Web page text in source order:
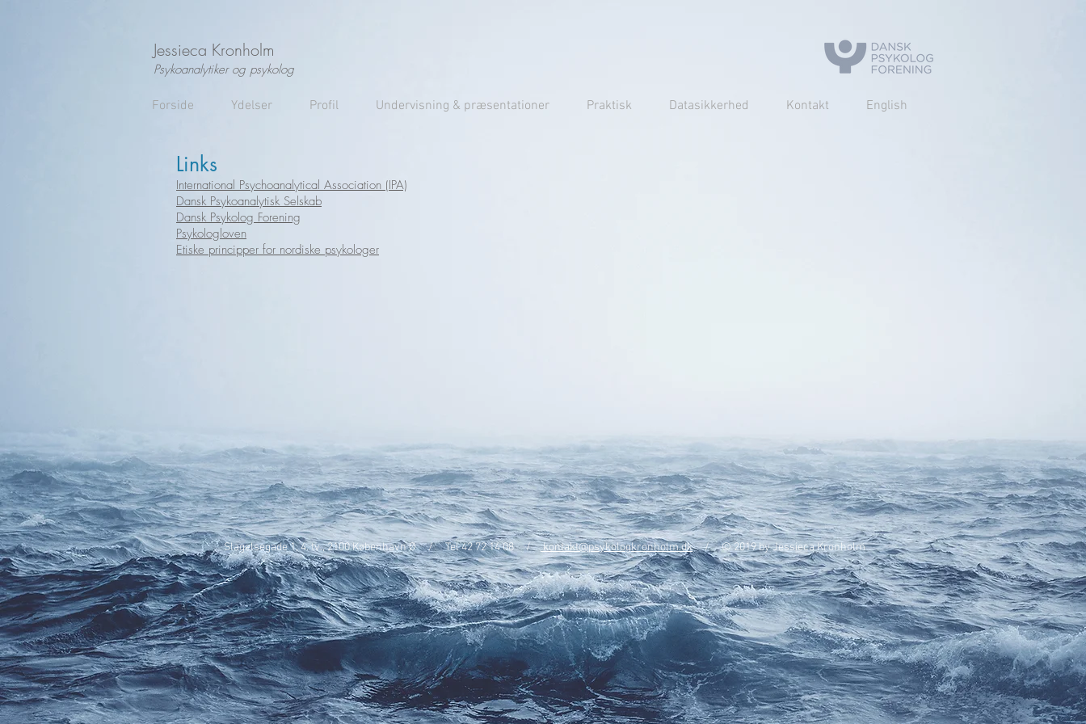
Jessieca Kronholm
Psykoanalytiker og psykolog
Forside Ydelser Profil Undervisning & præsentationer Praktisk Datasikkerhed Kontakt English
Links
International Psychoanalytical Association (IPA)
Dansk Psykoanalytisk Selskab
Dansk Psykolog Forening
Psykologloven
Etiske principper for nordiske psykologer
Slagelsegade 1, 4. tv., 2100 København Ø/Tel 42 72 14 08/kontakt@psykologkronholm.dk/ © 2019 by Jessieca Kronholm